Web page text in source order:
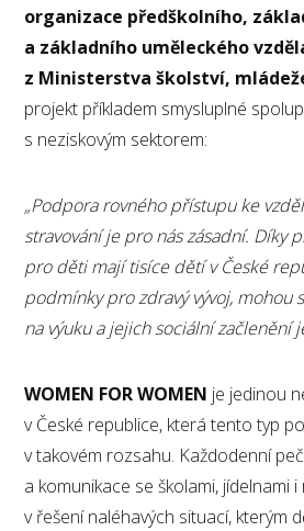
organizace předškolního,
a základního uměleckého
z Ministerstva školství,
projekt příkladem smysluplné
s neziskovým sektorem:
„Podpora rovného přístupu ke
stravování je pro nás zásadní. Díky
pro děti mají tisíce dětí v České
podmínky pro zdravý vývoj, mohou
na výuku a jejich sociální začlenění
WOMEN FOR WOMEN je jedinou
v České republice, která tento typ
v takovém rozsahu. Každodenní
a komunikace se školami, jídelnami
v řešení naléhavých situací, kterým